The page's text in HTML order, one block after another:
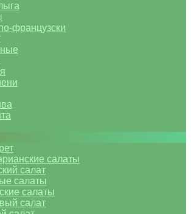
французски
салаты
салат
салаты
салаты
салат